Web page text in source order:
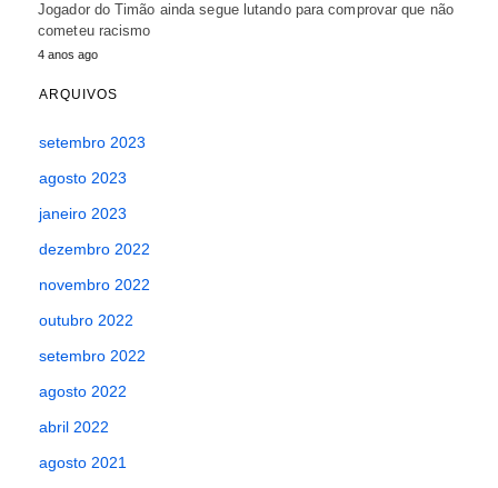
Jogador do Timão ainda segue lutando para comprovar que não
cometeu racismo
4 anos ago
ARQUIVOS
setembro 2023
agosto 2023
janeiro 2023
dezembro 2022
novembro 2022
outubro 2022
setembro 2022
agosto 2022
abril 2022
agosto 2021